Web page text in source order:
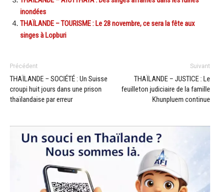
inondées
THAÏLANDE – TOURISME : Le 28 novembre, ce sera la fête aux
singes à Lopburi
Précédent
THAÏLANDE – SOCIÉTÉ : Un Suisse
croupi huit jours dans une prison
thaïlandaise par erreur
Suivant
THAÏLANDE – JUSTICE : Le
feuilleton judiciaire de la famille
Khunpluem continue